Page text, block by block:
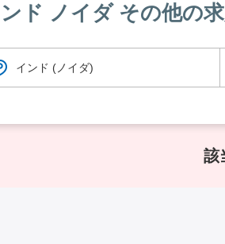
ド ノイダ その他の
インド (ノイダ)
該